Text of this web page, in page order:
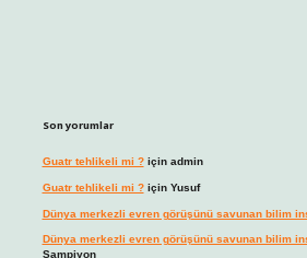
Son yorumlar
Guatr tehlikeli mi ?için admin
Guatr tehlikeli mi ?için Yusuf
Dünya merkezli evren görüşünü savunan bilim
Dünya merkezli evren görüşünü savunan bilim
Şampiyon